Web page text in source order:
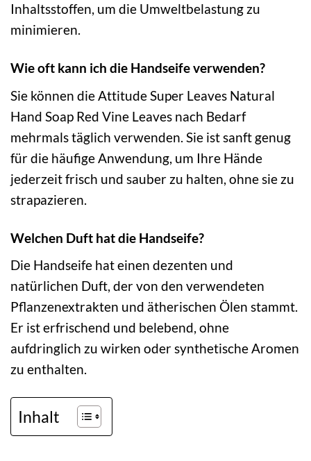
Inhaltsstoffen, um die Umweltbelastung zu
minimieren.
Wie oft kann ich die Handseife verwenden?
Sie können die Attitude Super Leaves Natural
Hand Soap Red Vine Leaves nach Bedarf
mehrmals täglich verwenden. Sie ist sanft genug
für die häufige Anwendung, um Ihre Hände
jederzeit frisch und sauber zu halten, ohne sie zu
strapazieren.
Welchen Duft hat die Handseife?
Die Handseife hat einen dezenten und
natürlichen Duft, der von den verwendeten
Pflanzenextrakten und ätherischen Ölen stammt.
Er ist erfrischend und belebend, ohne
aufdringlich zu wirken oder synthetische Aromen
zu enthalten.
Inhalt